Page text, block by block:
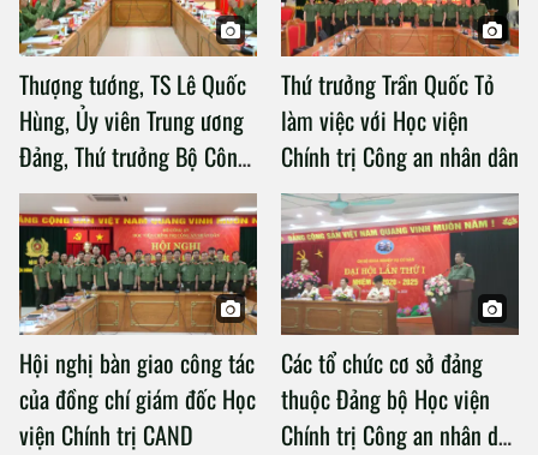
Thượng tướng, TS Lê Quốc
Hùng, Ủy viên Trung ương
Đảng, Thứ trưởng Bộ Công
an làm việc với Học viện
Chính trị Công an nhân dân
Thứ trưởng Trần Quốc Tỏ
làm việc với Học viện
Chính trị Công an nhân dân
Hội nghị bàn giao công tác
của đồng chí giám đốc Học
viện Chính trị CAND
Các tổ chức cơ sở đảng
thuộc Đảng bộ Học viện
Chính trị Công an nhân dân